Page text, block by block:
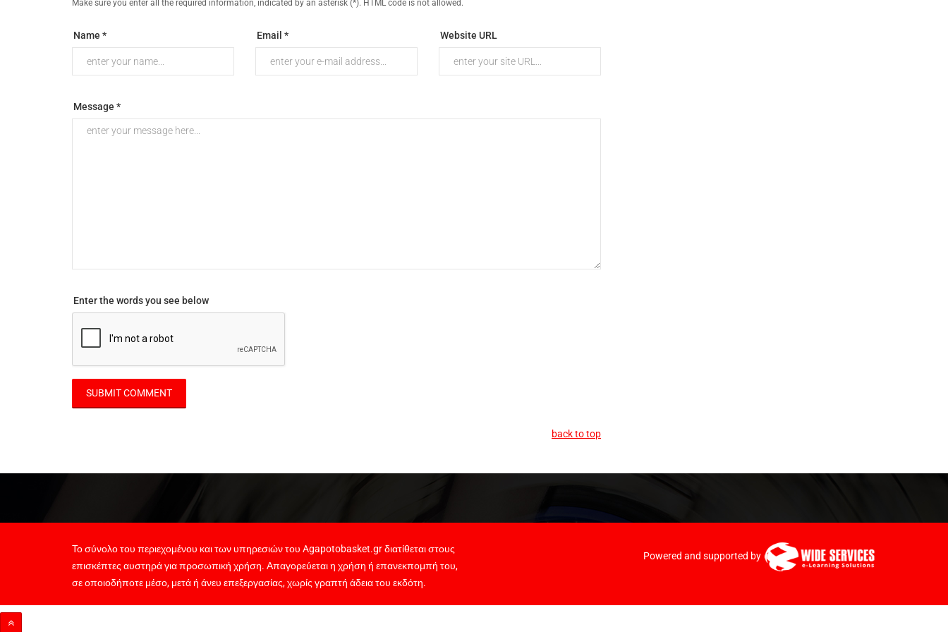
Make sure you enter all the required information, indicated by an asterisk (*). HTML code is not allowed.
Name * Email * Website URL
Message *
Enter the words you see below
back to top
Το σύνολο του περιεχομένου και των υπηρεσιών του Agapotobasket.gr διατίθεται στους
επισκέπτες αυστηρά για προσωπική χρήση. Απαγορεύεται η χρήση ή επανεκπομπή του,
σε οποιοδήποτε μέσο, μετά ή άνευ επεξεργασίας, χωρίς γραπτή άδεια του εκδότη.
Powered and supported by